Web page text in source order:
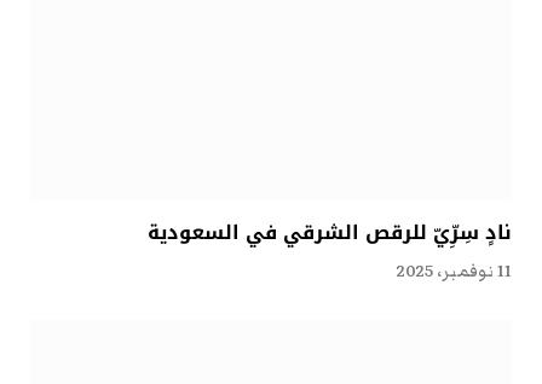
نادٍ سِرِّيّ للرقص الشرقي في السعودية
11 نوفمبر، 2025